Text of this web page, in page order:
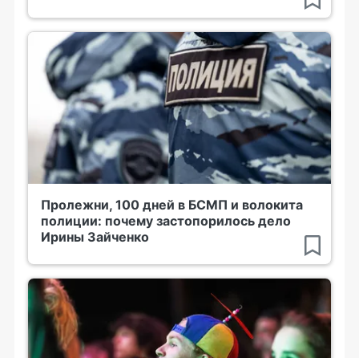
Пролежни, 100 дней в БСМП и волокита
полиции: почему застопорилось дело
Ирины Зайченко